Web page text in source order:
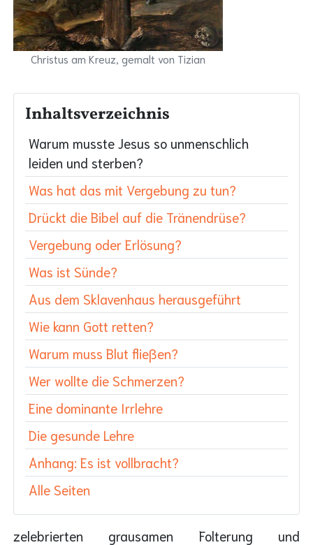
Christus am Kreuz, gemalt von Tizian
Inhaltsverzeichnis
Warum musste Jesus so unmenschlich
leiden und sterben?
Was hat das mit Vergebung zu tun?
Drückt die Bibel auf die Tränendrüse?
Vergebung oder Erlösung?
Was ist Sünde?
Aus dem Sklavenhaus herausgeführt
Wie kann Gott retten?
Warum muss Blut fließen?
Wer wollte die Schmerzen?
Eine dominante Irrlehre
Die gesunde Lehre
Anhang: Es ist vollbracht?
Alle Seiten
zelebrierten grausamen Folterung und